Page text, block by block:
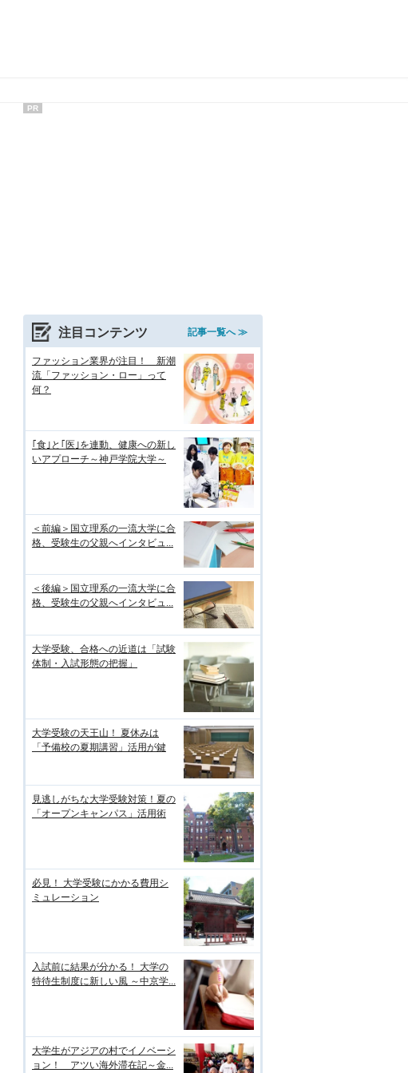
PR
注目コンテンツ 記事一覧へ ≫
ファッション業界が注目！ 新潮
流「ファッション・ロー」って
何？
｢食｣と｢医｣を連動、健康への新し
いアプローチ～神戸学院大学～
＜前編＞国立理系の一流大学に合
格、受験生の父親へインタビュ...
＜後編＞国立理系の一流大学に合
格、受験生の父親へインタビュ...
大学受験、合格への近道は「試験
体制・入試形態の把握」
大学受験の天王山！ 夏休みは
「予備校の夏期講習」活用が鍵
見逃しがちな大学受験対策！夏の
「オープンキャンパス」活用術
必見！ 大学受験にかかる費用シ
ミュレーション
入試前に結果が分かる！ 大学の
特待生制度に新しい風 ～中京学...
大学生がアジアの村でイノベーシ
ョン！ アツい海外滞在記～金...